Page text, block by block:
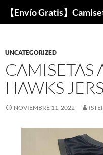
Buscar
UNCATEGORIZED
CAMISETAS
HAWKS
NOVIEMBRE 11, 2022